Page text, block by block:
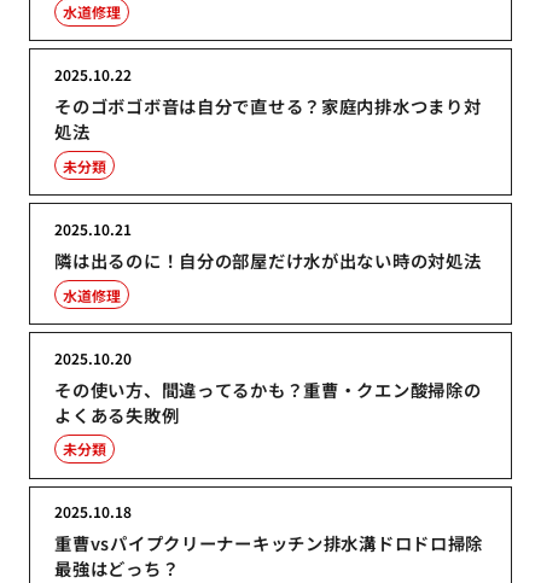
水道修理
そのゴボゴボ音は自分で直せる？家庭内排水つまり対
処法
2025.10.22
未分類
隣は出るのに！自分の部屋だけ水が出ない時の対処法
2025.10.21
水道修理
その使い方、間違ってるかも？重曹・クエン酸掃除の
よくある失敗例
2025.10.20
未分類
重曹vsパイプクリーナーキッチン排水溝ドロドロ掃除
最強はどっち？
2025.10.18